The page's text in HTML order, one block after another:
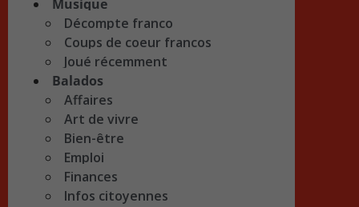
Musique
Décompte franco
Coups de coeur francos
Joué récemment
Balados
Affaires
Art de vivre
Bien-être
Emploi
Finances
Infos citoyennes